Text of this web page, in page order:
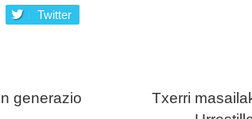
Twitter
generazio
Txerri